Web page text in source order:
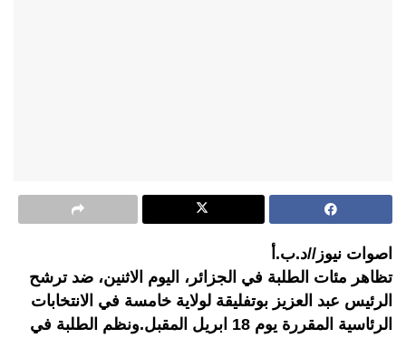
اصوات نيوز//د.ب.أ
تظاهر مئات الطلبة في الجزائر، اليوم الاثنين، ضد ترشح
الرئيس عبد العزيز بوتفليقة لولاية خامسة في الانتخابات
الرئاسية المقررة يوم 18 ابريل المقبل.ونظم الطلبة في